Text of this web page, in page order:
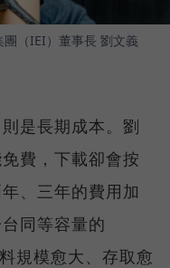
（IEI）董事長 劉文義
是長期成本。劉
費，下載卻會按
、三年的費用加
同等容量的
規模愈大、存取愈